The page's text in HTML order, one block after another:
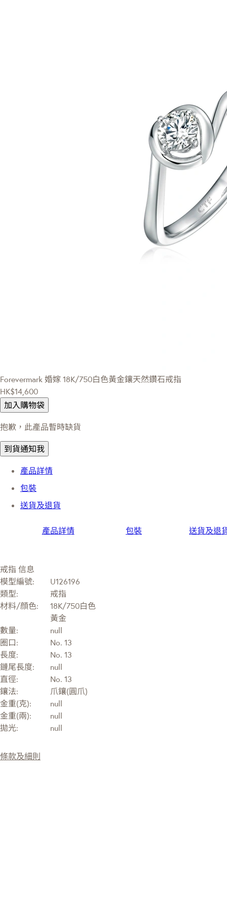
Forevermark 婚嫁 18K/750白色黃金鑲天然鑽石戒指
HK$14,600
加入購物袋
抱歉，此產品暫時缺貨
到貨通知我
產品詳情
包裝
送貨及退貨
產品詳情 包裝 送貨及退
戒指 信息
模型編號:
U126196
類型:
戒指
材料/顔色:
18K/750白色
黃金
數量:
null
圈口:
No. 13
長度:
No. 13
鏈尾長度:
null
直徑:
No. 13
鑲法:
爪鑲(圓爪)
金重(克):
null
金重(兩):
null
拋光:
null
條款及細則